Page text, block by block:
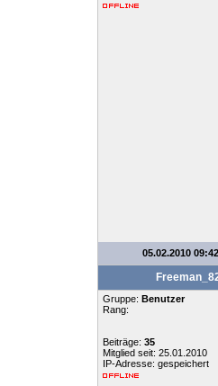
05.02.2010
Gruppe: Benutzer
Rang:
Beiträge: 35
Mitglied seit: 25.01.2010
IP-Adresse: gespeichert